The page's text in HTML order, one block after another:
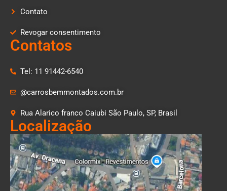
Contato
Revogar consentimento
Contatos
Tel: 11 91442-6540
@carrosbemmontados.com.br
Rua Alarico franco Caiubi São Paulo, SP, Brasil
Localização